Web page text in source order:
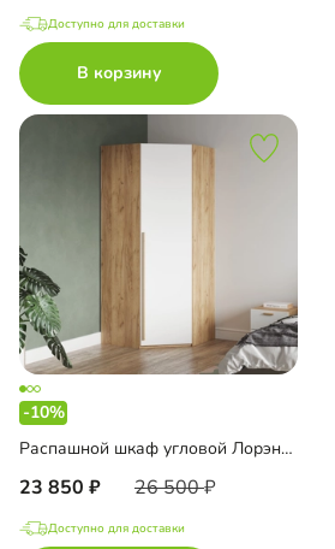
Доступно для доставки
В корзину
-10%
Распашной шкаф угловой Лорэна-900 Эко
23 850 26 500
Доступно для доставки